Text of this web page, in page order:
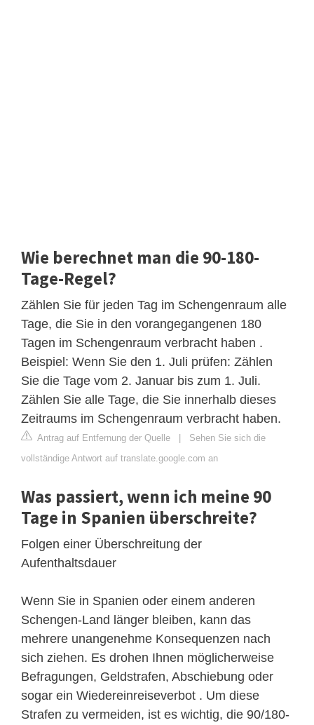
Wie berechnet man die 90-180-
Tage-Regel?
Zählen Sie für jeden Tag im Schengenraum alle
Tage, die Sie in den vorangegangenen 180
Tagen im Schengenraum verbracht haben .
Beispiel: Wenn Sie den 1. Juli prüfen: Zählen
Sie die Tage vom 2. Januar bis zum 1. Juli.
Zählen Sie alle Tage, die Sie innerhalb dieses
Zeitraums im Schengenraum verbracht haben.
Antrag auf Entfernung der Quelle | Sehen Sie sich die
vollständige Antwort auf translate.google.com an
Was passiert, wenn ich meine 90
Tage in Spanien überschreite?
Folgen einer Überschreitung der
Aufenthaltsdauer
Wenn Sie in Spanien oder einem anderen
Schengen-Land länger bleiben, kann das
mehrere unangenehme Konsequenzen nach
sich ziehen. Es drohen Ihnen möglicherweise
Befragungen, Geldstrafen, Abschiebung oder
sogar ein Wiedereinreiseverbot . Um diese
Strafen zu vermeiden, ist es wichtig, die 90/180-